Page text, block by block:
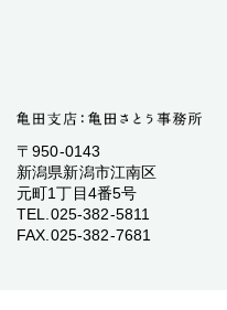
〒950-0143
新潟県新潟市江南区
元町1丁目4番5号
TEL.025-382-5811
FAX.025-382-7681